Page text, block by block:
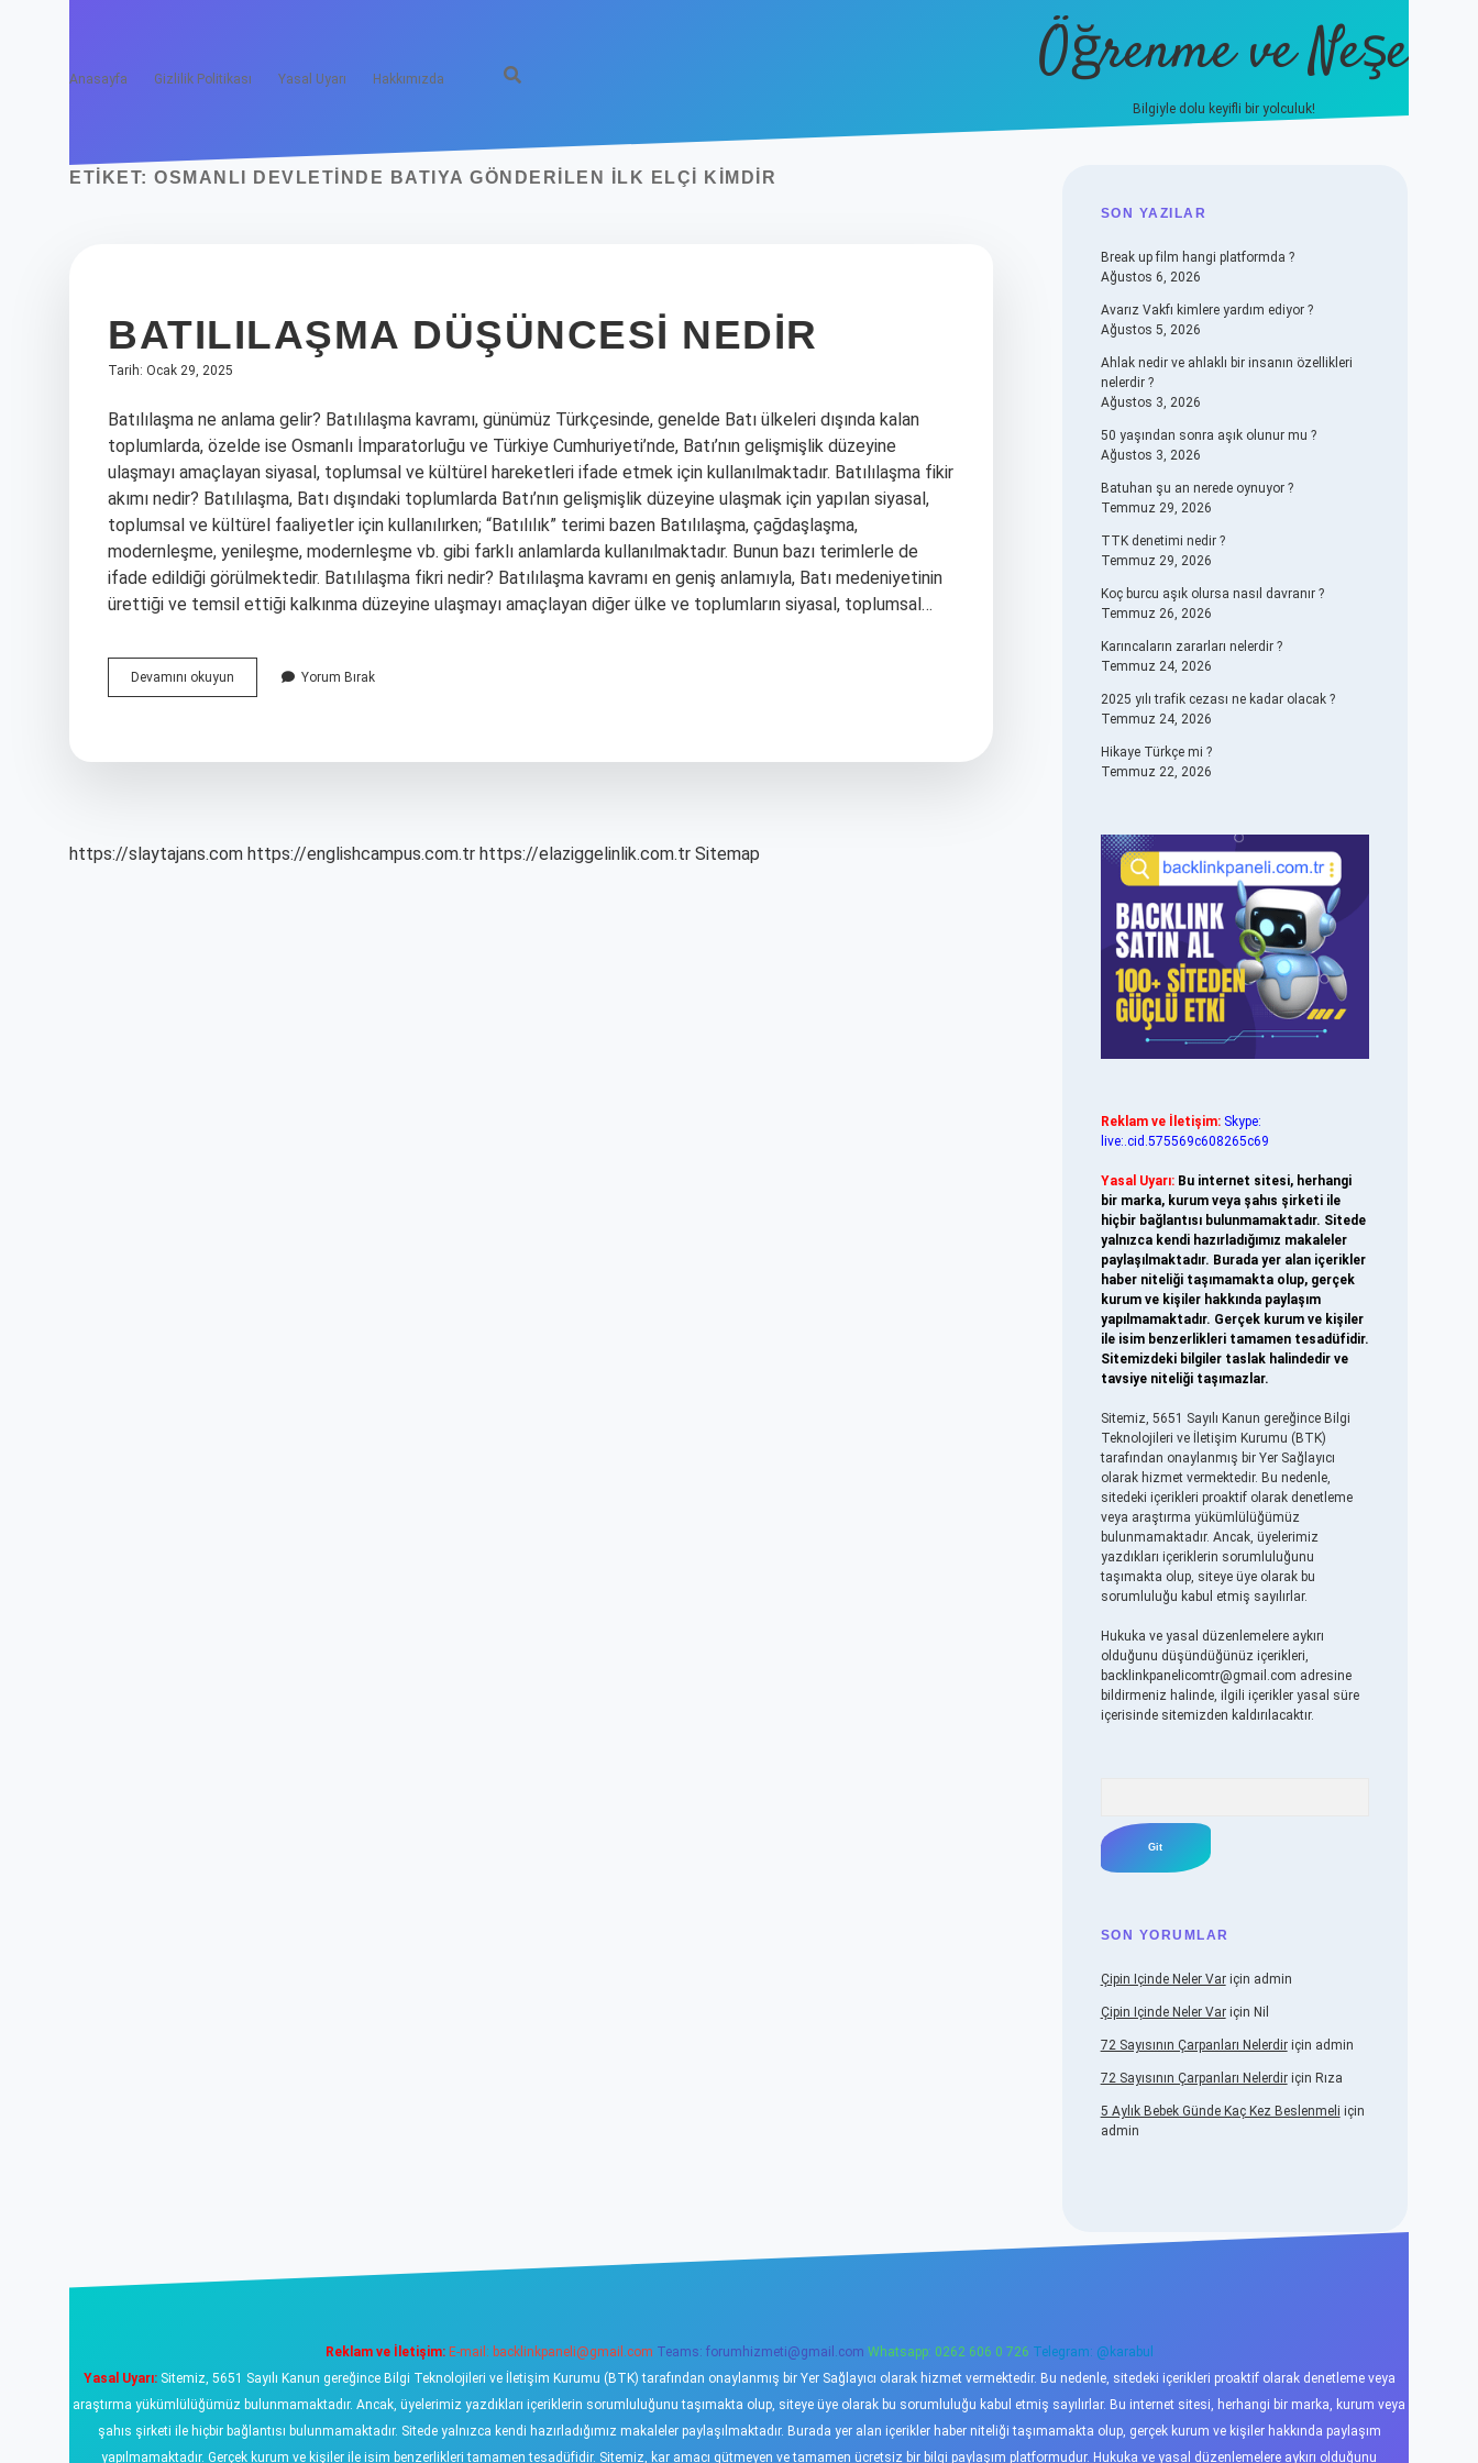
Anasayfa Gizlilik Politikası Yasal Uyarı Hakkımızda Öğrenme ve Neşe
Bilgiyle dolu keyifli bir yolculuk!
ETIKET: OSMANLI DEVLETINDE BATIYA GÖNDERILEN ILK ELÇI KIMDIR
BATILILAŞMA DÜŞÜNCESI NEDIR
Tarih: Ocak 29, 2025
Batılılaşma ne anlama gelir? Batılılaşma kavramı, günümüz Türkçesinde, genelde Batı ülkeleri dışında kalan
toplumlarda, özelde ise Osmanlı İmparatorluğu ve Türkiye Cumhuriyeti’nde, Batı’nın gelişmişlik düzeyine
ulaşmayı amaçlayan siyasal, toplumsal ve kültürel hareketleri ifade etmek için kullanılmaktadır. Batılılaşma fikir
akımı nedir? Batılılaşma, Batı dışındaki toplumlarda Batı’nın gelişmişlik düzeyine ulaşmak için yapılan siyasal,
toplumsal ve kültürel faaliyetler için kullanılırken; “Batılılık” terimi bazen Batılılaşma, çağdaşlaşma,
modernleşme, yenileşme, modernleşme vb. gibi farklı anlamlarda kullanılmaktadır. Bunun bazı terimlerle de
ifade edildiği görülmektedir. Batılılaşma fikri nedir? Batılılaşma kavramı en geniş anlamıyla, Batı medeniyetinin
ürettiği ve temsil ettiği kalkınma düzeyine ulaşmayı amaçlayan diğer ülke ve toplumların siyasal, toplumsal…
Devamını okuyun Batılılaşma
Düşüncesi
Yorum Bırak
https://slaytajans.com https://englishcampus.com.tr https://elaziggelinlik.com.tr Sitemap
SIDEBAR
SON YAZILAR
Break up film hangi platformda ?
Ağustos 6, 2026
Avarız Vakfı kimlere yardım ediyor ?
Ağustos 5, 2026
Ahlak nedir ve ahlaklı bir insanın özellikleri
nelerdir ?
Ağustos 3, 2026
50 yaşından sonra aşık olunur mu ?
Ağustos 3, 2026
Batuhan şu an nerede oynuyor ?
Temmuz 29, 2026
TTK denetimi nedir ?
Temmuz 29, 2026
Koç burcu aşık olursa nasıl davranır ?
Temmuz 26, 2026
Karıncaların zararları nelerdir ?
Temmuz 24, 2026
2025 yılı trafik cezası ne kadar olacak ?
Temmuz 24, 2026
Hikaye Türkçe mi ?
Temmuz 22, 2026
Reklam ve İletişim: Skype:
live:.cid.575569c608265c69
Yasal Uyarı: Bu internet sitesi, herhangi
bir marka, kurum veya şahıs şirketi ile
hiçbir bağlantısı bulunmamaktadır. Sitede
yalnızca kendi hazırladığımız makaleler
paylaşılmaktadır. Burada yer alan içerikler
haber niteliği taşımamakta olup, gerçek
kurum ve kişiler hakkında paylaşım
yapılmamaktadır. Gerçek kurum ve kişiler
ile isim benzerlikleri tamamen tesadüfidir.
Sitemizdeki bilgiler taslak halindedir ve
tavsiye niteliği taşımazlar.
Sitemiz, 5651 Sayılı Kanun gereğince Bilgi
Teknolojileri ve İletişim Kurumu (BTK)
tarafından onaylanmış bir Yer Sağlayıcı
olarak hizmet vermektedir. Bu nedenle,
sitedeki içerikleri proaktif olarak denetleme
veya araştırma yükümlülüğümüz
bulunmamaktadır. Ancak, üyelerimiz
yazdıkları içeriklerin sorumluluğunu
taşımakta olup, siteye üye olarak bu
sorumluluğu kabul etmiş sayılırlar.
Hukuka ve yasal düzenlemelere aykırı
olduğunu düşündüğünüz içerikleri,
backlinkpanelicomtr@gmail.com adresine
bildirmeniz halinde, ilgili içerikler yasal süre
içerisinde sitemizden kaldırılacaktır.
SON YORUMLAR
Çipin Içinde Neler Variçin admin
Çipin Içinde Neler Variçin Nil
72 Sayısının Çarpanları Nelerdiriçin admin
72 Sayısının Çarpanları Nelerdiriçin Rıza
5 Aylık Bebek Günde Kaç Kez Beslenmeli için
admin
Reklam ve İletişim: E-mail: backlinkpaneli@gmail.com Teams: forumhizmeti@gmail.com Whatsapp: 0262 606 0 726 Telegram: @karabul
Yasal Uyarı:Sitemiz, 5651 Sayılı Kanun gereğince Bilgi Teknolojileri ve İletişim Kurumu (BTK) tarafından onaylanmış bir Yer Sağlayıcı olarak hizmet vermektedir. Bu nedenle, sitedeki içerikleri proaktif olarak denetleme veya
araştırma yükümlülüğümüz bulunmamaktadır. Ancak, üyelerimiz yazdıkları içeriklerin sorumluluğunu taşımakta olup, siteye üye olarak bu sorumluluğu kabul etmiş sayılırlar. Bu internet sitesi, herhangi bir marka, kurum veya
şahıs şirketi ile hiçbir bağlantısı bulunmamaktadır. Sitede yalnızca kendi hazırladığımız makaleler paylaşılmaktadır. Burada yer alan içerikler haber niteliği taşımamakta olup, gerçek kurum ve kişiler hakkında paylaşım
yapılmamaktadır. Gerçek kurum ve kişiler ile isim benzerlikleri tamamen tesadüfidir. Sitemiz, kar amacı gütmeyen ve tamamen ücretsiz bir bilgi paylaşım platformudur. Hukuka ve yasal düzenlemelere aykırı olduğunu